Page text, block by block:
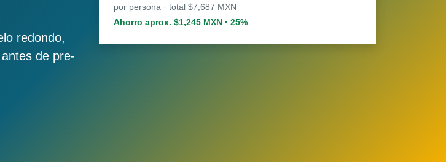
redondo,
de pre-
por persona · total $7,687 MXN
Ahorro aprox. $1,245 MXN · 25%